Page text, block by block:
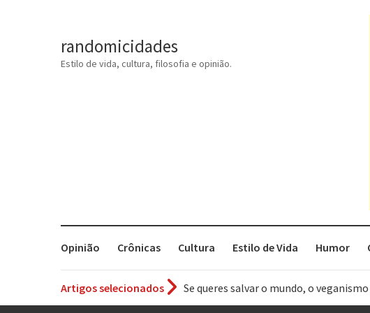
randomicidades
Estilo de vida, cultura, filosofia e opinião.
Opinião Crônicas Cultura Estilo de Vida Humor
Artigos selecionados
Se queres salvar o mundo, o